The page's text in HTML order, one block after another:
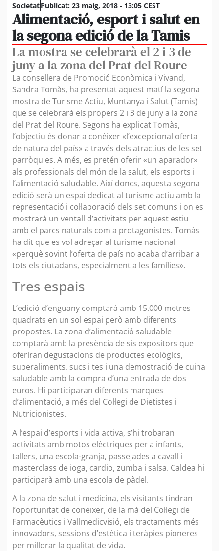
SocietatPublicat: 23 maig, 2018 - 13:05 CEST
Alimentació, esport i salut en
la segona edició de la Tamis
La mostra se celebrarà el 2 i 3 de
juny a la zona del Prat del Roure
La consellera de Promoció Econòmica i Vivand,
Sandra Tomàs, ha presentat aquest matí la segona
mostra de Turisme Actiu, Muntanya i Salut (Tamis)
que se celebrarà els propers 2 i 3 de juny a la zona
del Prat del Roure. Segons ha explicat Tomàs,
l’objectiu és donar a conèixer «l’excepcional oferta
de natura del país» a través dels atractius de les set
parròquies. A més, es pretén oferir «un aparador»
als professionals del món de la salut, els esports i
l’alimentació saludable. Així doncs, aquesta segona
edició serà un espai dedicat al turisme actiu amb la
representació i col·laboració dels set comuns i on es
mostrarà un ventall d’activitats per aquest estiu
amb el parcs naturals com a protagonistes. Tomàs
ha dit que es vol adreçar al turisme nacional
«perquè sovint l’oferta de país no acaba d’arribar a
tots els ciutadans, especialment a les famílies».
Tres espais
L’edició d’enguany comptarà amb 15.000 metres
quadrats en un sol espai però amb diferents
propostes. La zona d’alimentació saludable
comptarà amb la presència de sis expositors que
oferiran degustacions de productes ecològics,
superaliments, sucs i tes i una demostració de cuina
saludable amb la compra d’una entrada de dos
euros. Hi participaran diferents marques
d’alimentació, a més del Col·legi de Dietistes i
Nutricionistes.
A l’espai d’esports i vida activa, s’hi trobaran
activitats amb motos elèctriques per a infants,
tallers, una escola-granja, passejades a cavall i
masterclass de ioga, cardio, zumba i salsa. Caldea hi
participarà amb una escola de pàdel.
A la zona de salut i medicina, els visitants tindran
l’oportunitat de conèixer, de la mà del Col·legi de
Farmacèutics i Vallmedicvisió, els tractaments més
innovadors, sessions d’estètica i teràpies pioneres
per millorar la qualitat de vida.